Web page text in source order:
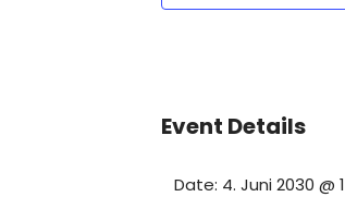
Event Details
Date: 4. Juni 2030 @